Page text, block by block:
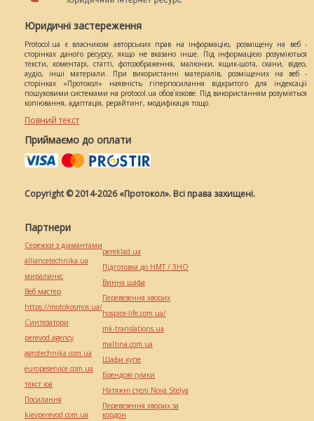
Юридичні застереження
Protocol.ua є власником авторських прав на інформацію, розміщену на веб -
сторінках даного ресурсу, якщо не вказано інше. Під інформацією розуміються
тексти, коментарі, статті, фотозображення, малюнки, ящик-шота, скани, відео,
аудіо, інші матеріали. При використанні матеріалів, розміщених на веб -
сторінках «Протокол» наявність гіперпосилання відкритого для індексації
пошуковими системами на protocol.ua обов`язкове. Під використанням розуміється
копіювання, адаптація, рерайтинг, модифікація тощо.
Повний текст
Приймаємо до оплати
Copyright © 2014-2026 «Протокол». Всі права захищені.
Партнери
Сережки з діамантами
alliancetechnika.ua
миралинкс
Веб мастер
https://motokosmos.ua/
Синтезатори
perevod.agency
agrotechnika.com.ua
europeservice.com.ua
текст юа
Посилання
kievperevod.com.ua
pereklad.ua
Підготовка до НМТ / ЗНО
Винна шафа
Перевезення хворих
hospice-life.com.ua/
mk-translations.ua
maltina.com.ua
Шафи купе
Брендові сумки
Натяжні стелі Nova Stelya
Перевезення хворих за
кордон